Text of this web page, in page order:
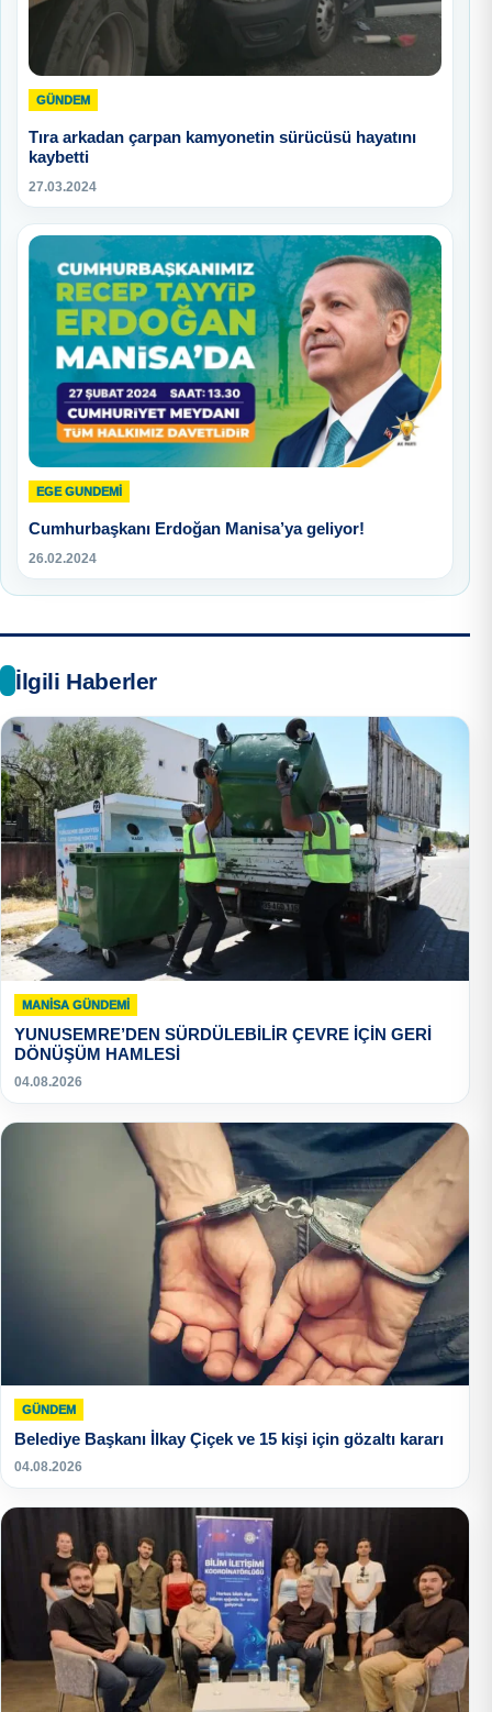
GÜNDEM
Tıra arkadan çarpan kamyonetin sürücüsü hayatını
kaybetti
27.03.2024
EGE GUNDEMİ
Cumhurbaşkanı Erdoğan Manisa’ya geliyor!
26.02.2024
İlgili Haberler
MANISA GÜNDEMI
YUNUSEMRE’DEN SÜRDÜLEBİLİR ÇEVRE İÇİN GERİ
DÖNÜŞÜM HAMLESİ
04.08.2026
GÜNDEM
Belediye Başkanı İlkay Çiçek ve 15 kişi için gözaltı kararı
04.08.2026